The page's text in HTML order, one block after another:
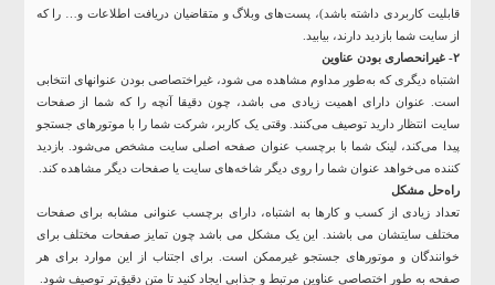
قابلیت کاربردی داشته باشد)، پست‏‌های وبلاگ و متقاضیان دریافت اطلاعات و… را که
از سایت شما بازدید دارند، بیابید.
۲- غیرانحصاری بودن عناوین
اشتباه دیگری که به‌طور مداوم مشاهده می شود، غیراختصاصی بودن عنوان‏های انتخابی
است. عنوان دارای اهمیت زیادی می باشد، چون دقیقا آنچه را که شما از صفحات
سایت انتظار دارید توصیف می‏‌کنند. وقتی یک کاربر، شرکت شما را با موتورهای جستجو
پیدا می‏‌کند، لینک شما با برچسب عنوان صفحه اصلی سایت مشخص می‏‌شود. بازدید
کننده می‏‌خواهد عنوان شما را روی دیگر شاخه‏‌های سایت یا صفحات دیگر مشاهده کند.
راه‌حل مشکل
تعداد زیادی از کسب و کارها به اشتباه، دارای برچسب عنوانی مشابه برای صفحات
مختلف سایت‏شان می باشند. این یک مشکل می باشد چون تمایز صفحات مختلف برای
خوانندگان و موتورهای جستجو غیرممکن است. برای اجتناب از این موارد برای هر
صفحه به طور اختصاصی عناوین مرتبط و جذابی ایجاد کنید تا متن دقیق‌‏تر توصیف شود.